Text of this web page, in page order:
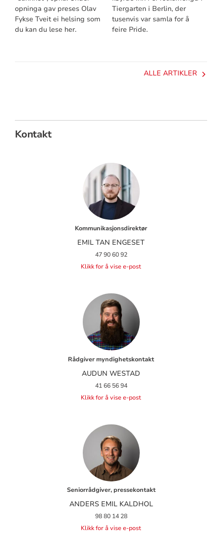
opninga gav preses Olav
Fykse Tveit ei helsing som
du kan du lese her.
Tiergarten i Berlin, der
tusenvis var samla for å
feire Pride.
ALLE ARTIKLER
Kontakt
Kommunikasjonsdirektør
EMIL TAN ENGESET
47 90 60 92
Klikk for å vise e-post
Rådgiver myndighetskontakt
AUDUN WESTAD
41 66 56 94
Klikk for å vise e-post
Seniorrådgiver, pressekontakt
ANDERS EMIL KALDHOL
98 80 14 28
Klikk for å vise e-post